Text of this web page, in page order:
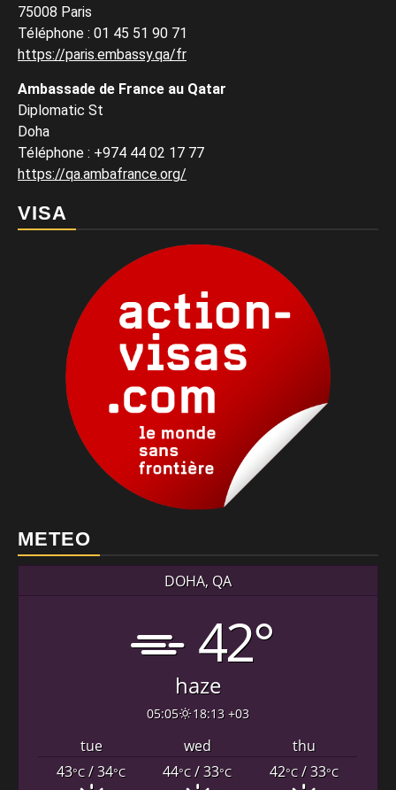
75008 Paris
Téléphone : 01 45 51 90 71
https://paris.embassy.qa/fr
Ambassade de France au Qatar
Diplomatic St
Doha
Téléphone : +974 44 02 17 77
https://qa.ambafrance.org/
VISA
METEO
DOHA, QA
42°
haze
05:05 18:13 +03
tue wed
thu
43°C/ 34°C 44°C/ 33°C 42°C/ 33°C